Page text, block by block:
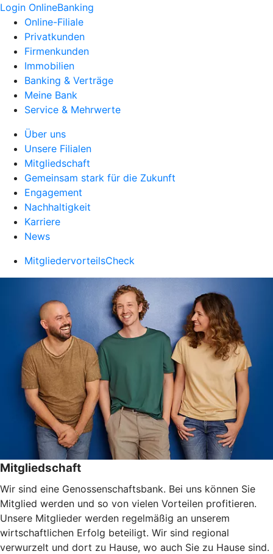
Login OnlineBanking
Online-Filiale
Privatkunden
Firmenkunden
Immobilien
Banking & Verträge
Meine Bank
Service & Mehrwerte
Über uns
Unsere Filialen
Mitgliedschaft
Gemeinsam stark für die Zukunft
Engagement
Nachhaltigkeit
Karriere
News
MitgliedervorteilsCheck
Mitgliedschaft
Wir sind eine Genossenschaftsbank. Bei uns können Sie
Mitglied werden und so von vielen Vorteilen profitieren.
Unsere Mitglieder werden regelmäßig an unserem
wirtschaftlichen Erfolg beteiligt. Wir sind regional
verwurzelt und dort zu Hause, wo auch Sie zu Hause sind.